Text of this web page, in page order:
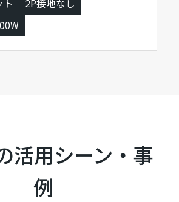
2P接地なし
活用シーン・事
例